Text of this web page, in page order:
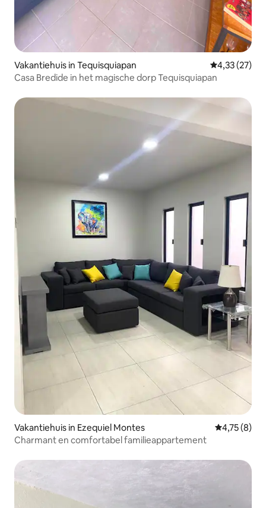
Vakantiehuis in Tequisquiapan Gemiddelde
4,33 (27)
Casa Bredide in het magische dorp Tequisquiapan
Vakantiehuis in Ezequiel Montes
4,75 (8)
Charmant en comfortabel familieappartement